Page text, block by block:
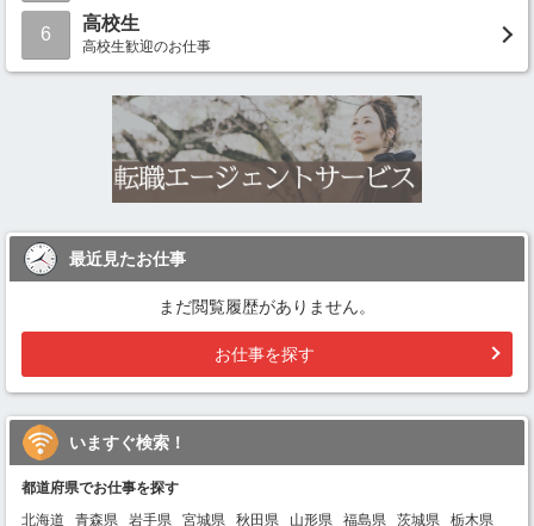
6
高校生
高校生歓迎のお仕事
最近見たお仕事
まだ閲覧履歴がありません。
お仕事を探す
いますぐ検索！
都道府県でお仕事を探す
北海道
青森県 岩手県 宮城県 秋田県 山形県 福島県 茨城県
栃木県